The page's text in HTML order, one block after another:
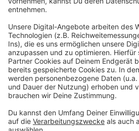
Du möchtest uns
Studio Hotline
© dpa-infocom,